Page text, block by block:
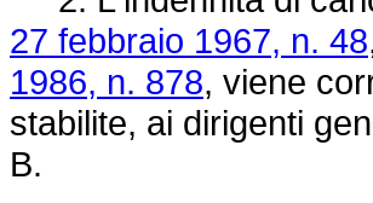
27 febbraio 1967, n. 48
1986, n. 878, viene
stabilite, ai dirigenti
B.